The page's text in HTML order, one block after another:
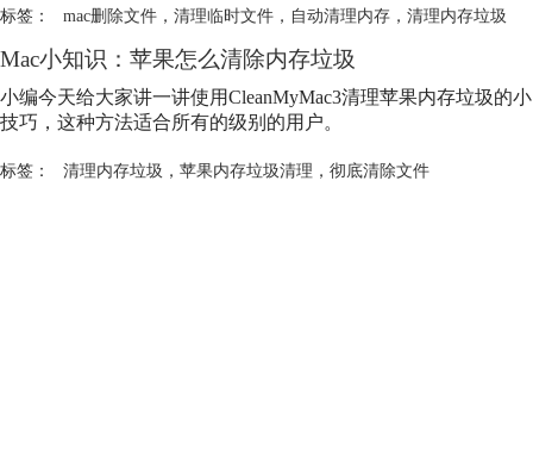
标签： mac删除文件， 清理临时文件， 自动清理内存， 清理内存垃圾
Mac小知识：苹果怎么清除内存垃圾
小编今天给大家讲一讲使用CleanMyMac3清理苹果内存垃圾的小
技巧，这种方法适合所有的级别的用户。
标签： 清理内存垃圾 ， 苹果内存垃圾清理 ， 彻底清除文件